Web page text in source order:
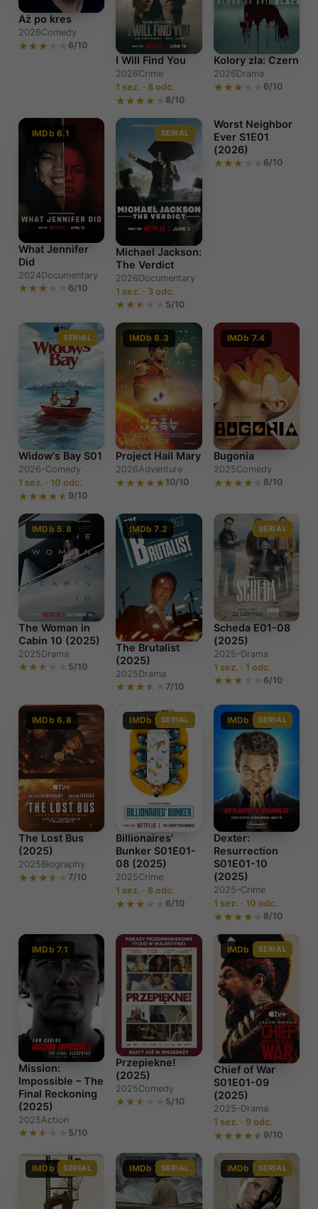
Aż po kres
2026Comedy
6/10
I Will Find You
2026Crime
1 sez. · 8 odc.
8/10
Kolory zla: Czern
2026Drama
6/10
IMDb 6.1
What Jennifer
Did
2024Documentary
6/10
SERIAL
Michael Jackson:
The Verdict
2026Documentary
1 sez. · 3 odc.
5/10
Worst Neighbor
Ever S1E01
(2026)
6/10
SERIAL
Widow's Bay S01
2026–Comedy
1 sez. · 10 odc.
9/10
IMDb 8.3
Project Hail Mary
2026Adventure
10/10
IMDb 7.4
Bugonia
2025Comedy
8/10
IMDb 5.8
The Woman in
Cabin 10 (2025)
2025Drama
5/10
IMDb 7.2
The Brutalist
(2025)
2025Drama
7/10
SERIAL
Scheda E01-08
(2025)
2025–Drama
1 sez. · 1 odc.
6/10
IMDb 6.8
The Lost Bus
(2025)
2025Biography
7/10
IMDb 5.7SERIAL
Billionaires'
Bunker S01E01-
08 (2025)
2025Crime
1 sez. · 8 odc.
6/10
IMDb 9.0SERIAL
Dexter:
Resurrection
S01E01-10
(2025)
2025–Crime
1 sez. · 10 odc.
8/10
IMDb 7.1
Mission:
Impossible – The
Final Reckoning
(2025)
2025Action
5/10
Przepiekne!
(2025)
2025Comedy
5/10
IMDb 7.5SERIAL
Chief of War
S01E01-09
(2025)
2025–Drama
1 sez. · 9 odc.
9/10
IMDb 8.1SERIAL IMDb 7.4SERIAL IMDb 7.4SERIAL